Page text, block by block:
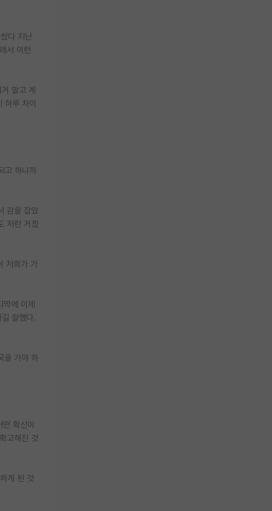
다 지난
서 이런
말고 계
루 차이
고 하니까
감을 잡았
저런 거겠
저희가 가
에 이제
잘했다.
을 가야 하
확신이
고해진 것
게 된 것